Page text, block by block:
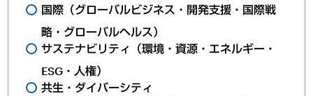
国際（グローバルビジネス・開発支援・国際戦
略・グローバルヘルス）
サステナビリティ（環境・資源・エネルギー・
ESG・人権）
共生・ダイバーシティ